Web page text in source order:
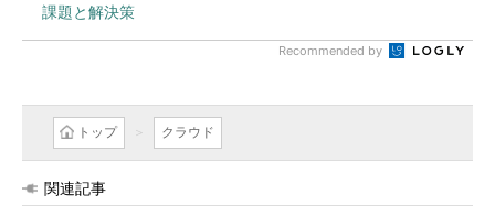
課題と解決策
Recommended by
トップ クラウド
関連記事